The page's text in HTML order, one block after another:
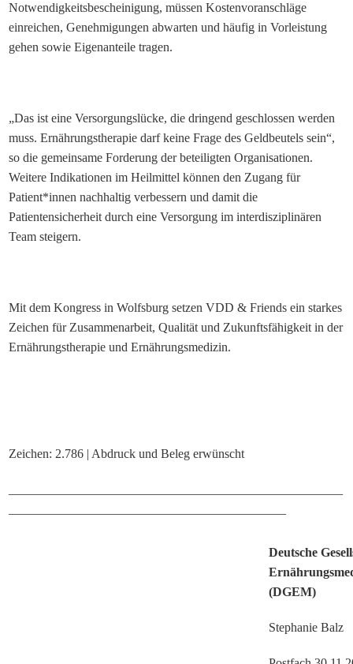
Notwendigkeitsbescheinigung, müssen Kostenvoranschläge
einreichen, Genehmigungen abwarten und häufig in Vorleistung
gehen sowie Eigenanteile tragen.
„Das ist eine Versorgungslücke, die dringend geschlossen werden
muss. Ernährungstherapie darf keine Frage des Geldbeutels sein“,
so die gemeinsame Forderung der beteiligten Organisationen.
Weitere Indikationen im Heilmittel können den Zugang für
Patient*innen nachhaltig verbessern und damit die
Patientensicherheit durch eine Versorgung im interdisziplinären
Team steigern.
Mit dem Kongress in Wolfsburg setzen VDD & Friends ein starkes
Zeichen für Zusammenarbeit, Qualität und Zukunftsfähigkeit in der
Ernährungstherapie und Ernährungsmedizin.
Zeichen: 2.786 | Abdruck und Beleg erwünscht
Deutsche
(DGEM)
Stephanie Balz